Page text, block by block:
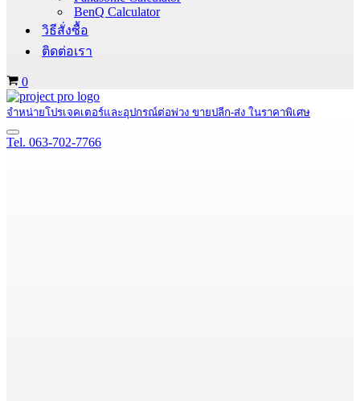
BenQ Calculator
วิธีสั่งซื้อ
ติดต่อเรา
Cart
0
จำหน่ายโปรเจคเตอร์และอุปกรณ์ต่อพ่วง ขายปลีก-ส่ง ในราคาพิเศษ
Navigation
Menu
Tel. 063-702-7766